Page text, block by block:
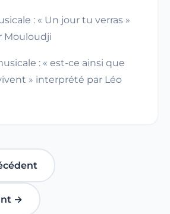
: « Un jour tu verras »
Mouloudji
: « est-ce ainsi que
» interprété par Léo
→